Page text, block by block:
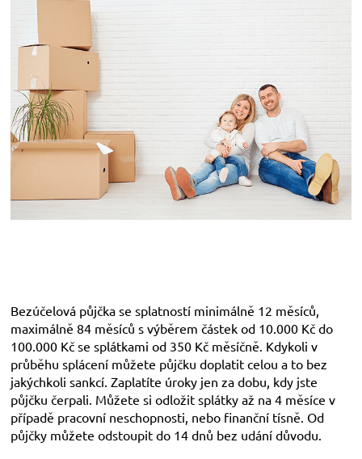
Bezúčelová půjčka se splatností minimálně 12 měsíců,
maximálně 84 měsíců s výběrem částek od 10.000 Kč do
100.000 Kč se splátkami od 350 Kč měsíčně. Kdykoli v
průběhu splácení můžete půjčku doplatit celou a to bez
jakýchkoli sankcí. Zaplatíte úroky jen za dobu, kdy jste
půjčku čerpali. Můžete si odložit splátky až na 4 měsíce v
případě pracovní neschopnosti, nebo finanční tísně. Od
půjčky můžete odstoupit do 14 dnů bez udání důvodu.